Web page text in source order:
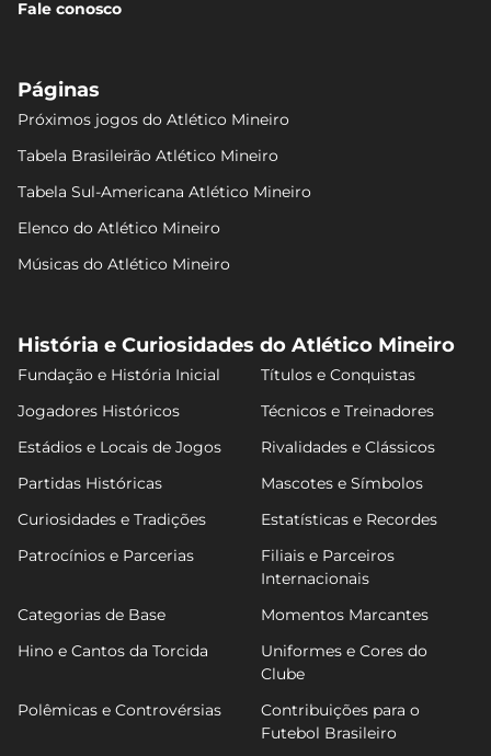
Fale conosco
Páginas
Próximos jogos do Atlético Mineiro
Tabela Brasileirão Atlético Mineiro
Tabela Sul-Americana Atlético Mineiro
Elenco do Atlético Mineiro
Músicas do Atlético Mineiro
História e Curiosidades do Atlético Mineiro
Fundação e História Inicial
Títulos e Conquistas
Jogadores Históricos
Técnicos e Treinadores
Estádios e Locais de Jogos
Rivalidades e Clássicos
Partidas Históricas
Mascotes e Símbolos
Curiosidades e Tradições
Estatísticas e Recordes
Patrocínios e Parcerias
Filiais e Parceiros
Internacionais
Categorias de Base
Momentos Marcantes
Hino e Cantos da Torcida
Uniformes e Cores do
Clube
Polêmicas e Controvérsias
Contribuições para o
Futebol Brasileiro